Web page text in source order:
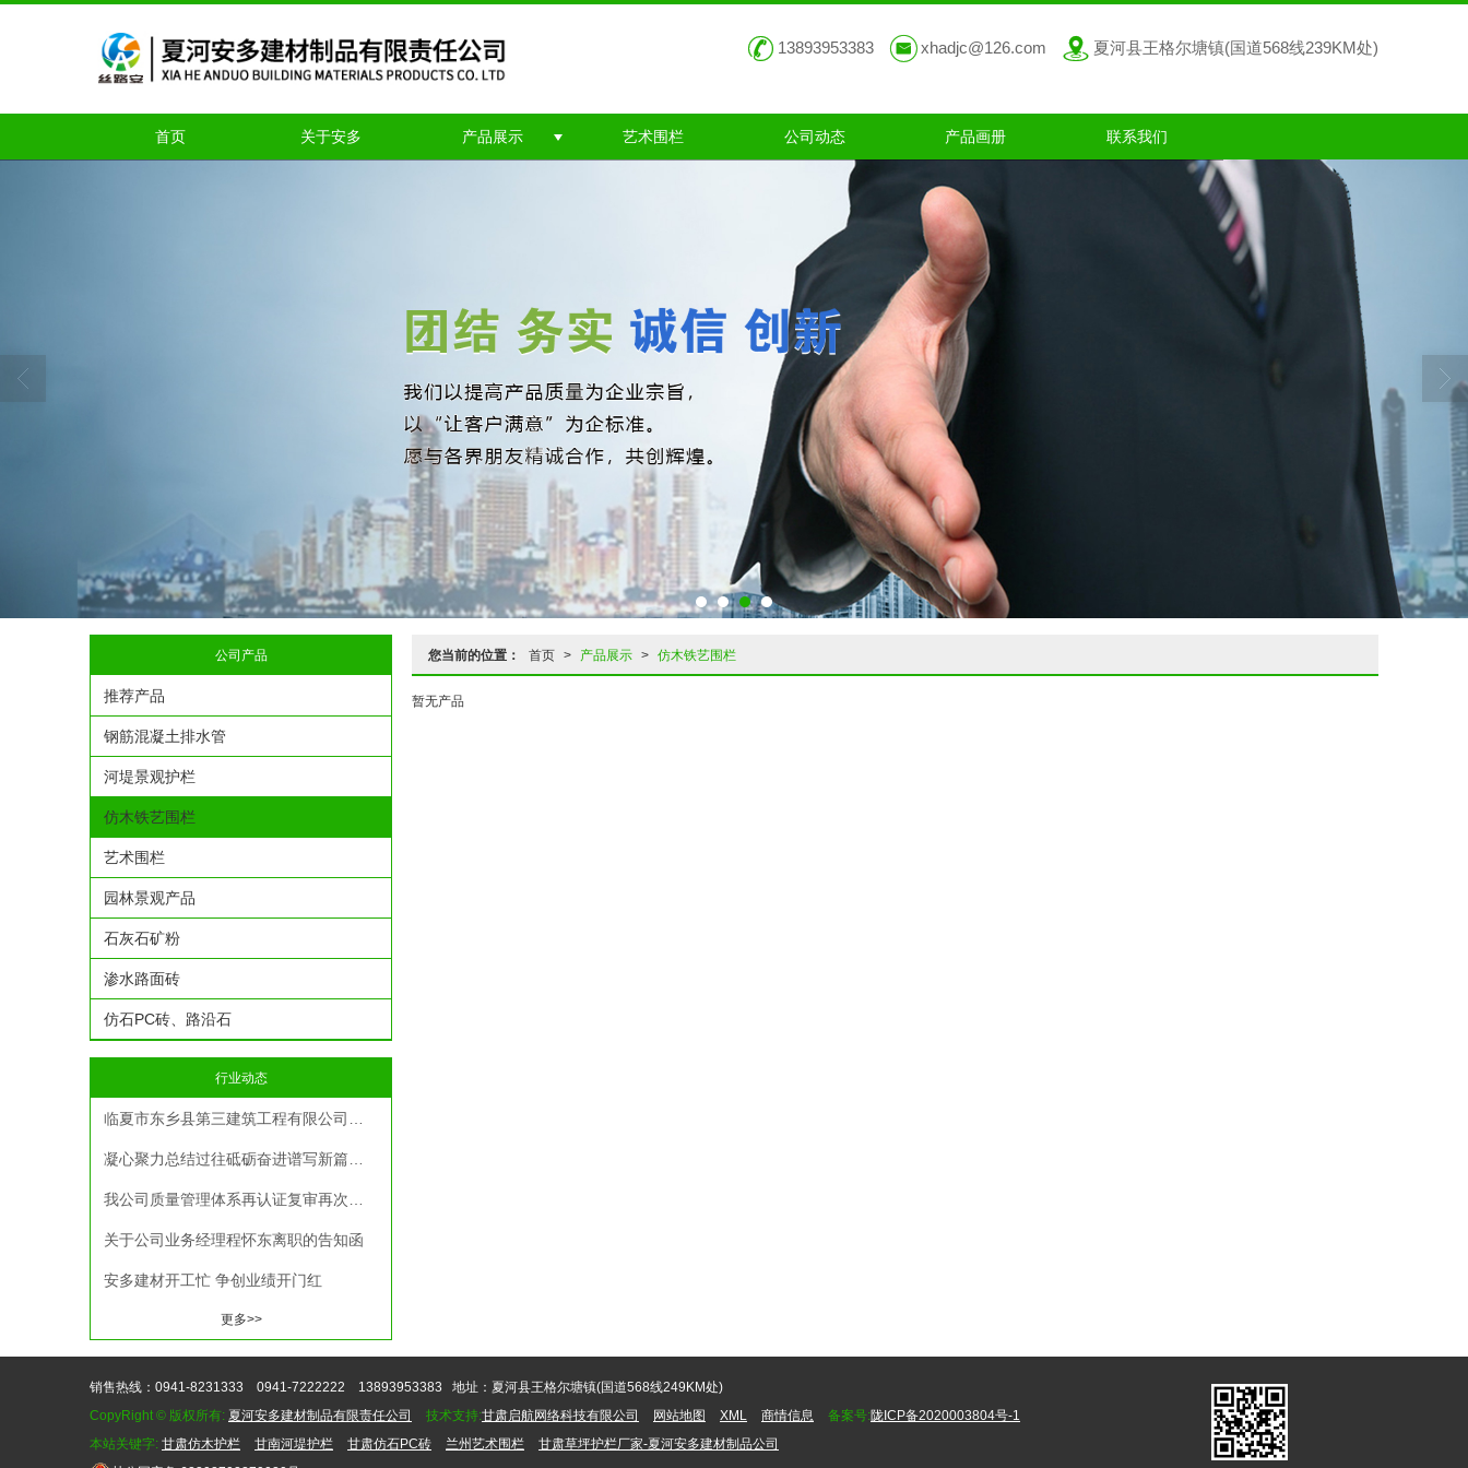
13893953383 xhadjc@126.com 夏河县王格尔塘镇(国道568线239KM处)
首页 关于安多 产品展示 艺术围栏 公司动态 产品画册 联系我们
您当前的位置： 首页 > 产品展示 > 仿木铁艺围栏
暂无产品
公司产品
推荐产品
钢筋混凝土排水管
河堤景观护栏
仿木铁艺围栏
艺术围栏
园林景观产品
石灰石矿粉
渗水路面砖
仿石PC砖、路沿石
行业动态
关于公司业务经理程怀东离职的告知函
安多建材开工忙 争创业绩开门红
更多>>
销售热线：0941-8231333 0941-7222222 13893953383 地址：夏河县王格尔塘镇(国道568线249KM处)
CopyRight © 版权所有: 夏河安多建材制品有限责任公司 技术支持:甘肃启航网络科技有限公司 网站地图 XML 商情信息 备案号:陇ICP备2020003804号-1
本站关键字: 甘肃仿木护栏 甘南河堤护栏 甘肃仿石PC砖 兰州艺术围栏
甘肃草坪护栏厂家-夏河安多建材制品公司